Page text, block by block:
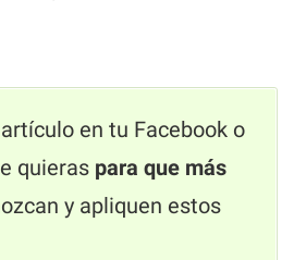
en tu Facebook o
quieras para que más
y apliquen estos